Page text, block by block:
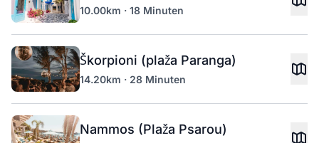
10.00km · 18 Minuten
Škorpioni (plaža Paranga)
14.20km · 28 Minuten
Nammos (Plaža Psarou)